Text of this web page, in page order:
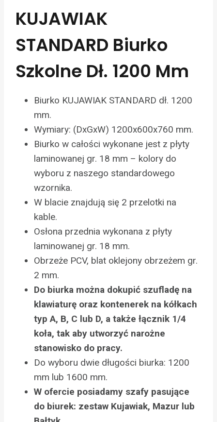
KUJAWIAK
STANDARD Biurko
Szkolne Dł. 1200 Mm
Biurko KUJAWIAK STANDARD dł. 1200
mm.
Wymiary: (DxGxW) 1200x600x760 mm.
Biurko w całości wykonane jest z płyty
laminowanej gr. 18 mm – kolory do
wyboru z naszego standardowego
wzornika.
W blacie znajdują się 2 przelotki na
kable.
Osłona przednia wykonana z płyty
laminowanej gr. 18 mm.
Obrzeże PCV, blat oklejony obrzeżem gr.
2 mm.
Do biurka można dokupić szufladę na
klawiaturę oraz kontenerek na kółkach
typ A, B, C lub D, a także łącznik 1/4
koła, tak aby utworzyć narożne
stanowisko do pracy.
Do wyboru dwie długości biurka: 1200
mm lub 1600 mm.
W ofercie posiadamy szafy pasujące
do biurek: zestaw Kujawiak, Mazur lub